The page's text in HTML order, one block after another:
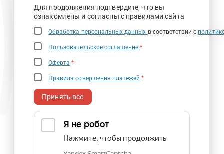
Для продолжения подтвердите, что вы
ознакомлены и согласны с правилами сайта
Обработка персональных данных в соответствии с
Пользовательское соглашение *
Оферта *
Правила совершения платежей *
Принять все